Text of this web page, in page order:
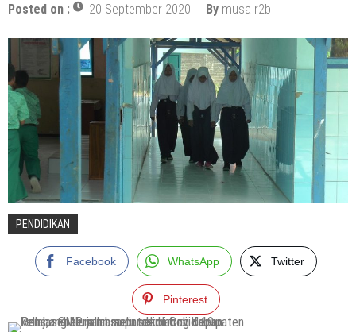
Posted on : 20 September 2020 By musa r2b
PENDIDIKAN
Facebook WhatsApp Twitter
Pinterest